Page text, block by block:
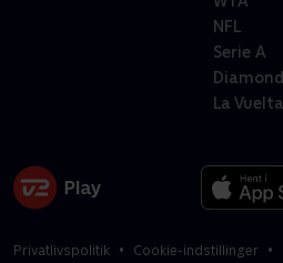
NFL
Serie A
La Vuelta
Privatlivspolitik Cookie-indstillinger